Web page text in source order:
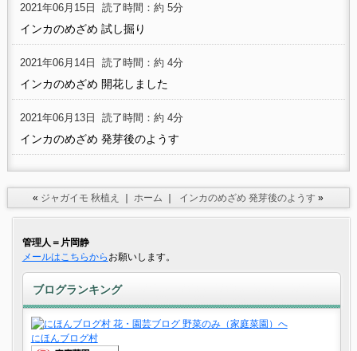
2021年06月15日 読了時間：約 5分
インカのめざめ 試し掘り
2021年06月14日 読了時間：約 4分
インカのめざめ 開花しました
2021年06月13日 読了時間：約 4分
インカのめざめ 発芽後のようす
« ジャガイモ 秋植え ｜ ホーム ｜ インカのめざめ 発芽後のようす »
管理人＝片岡静
メールはこちらから お願いします。
ブログランキング
にほんブログ村